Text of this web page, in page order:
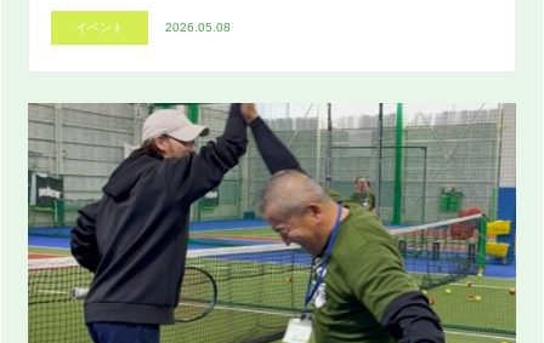
イベント 2026.05.08